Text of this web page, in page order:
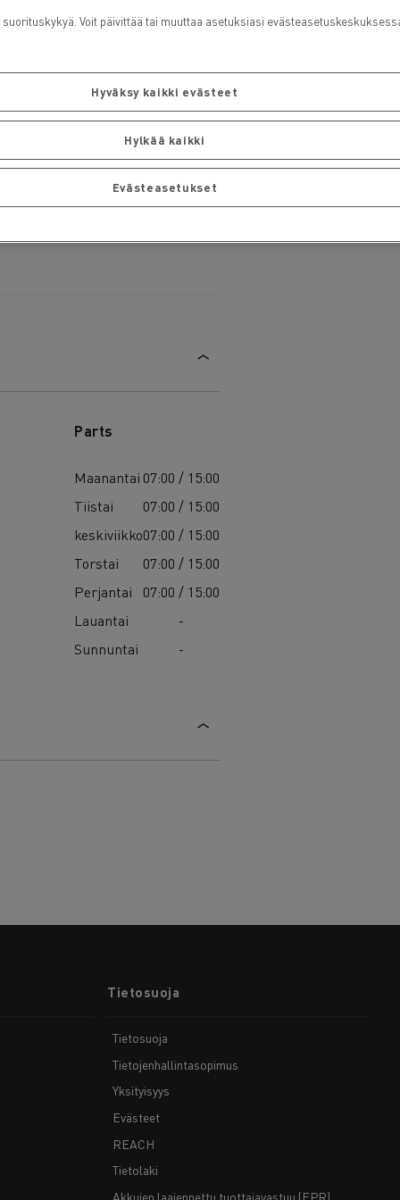
Parts
Maanantai 07:00 / 15:00
Tiistai
07:00 / 15:00
keskiviikko07:00 / 15:00
Torstai
07:00 / 15:00
Perjantai
07:00 / 15:00
Lauantai
-
Sunnuntai
-
Tietosuoja
Tietosuoja
Tietojenhallintasopimus
Yksityisyys
Evästeet
REACH
Tietolaki
Akkujen laajennettu tuottajavastuu (EPR)
Voit päivittää tai muuttaa asetuksiasi
Hyväksy kaikki evästeet
Hylkää kaikki
Evästeasetukset